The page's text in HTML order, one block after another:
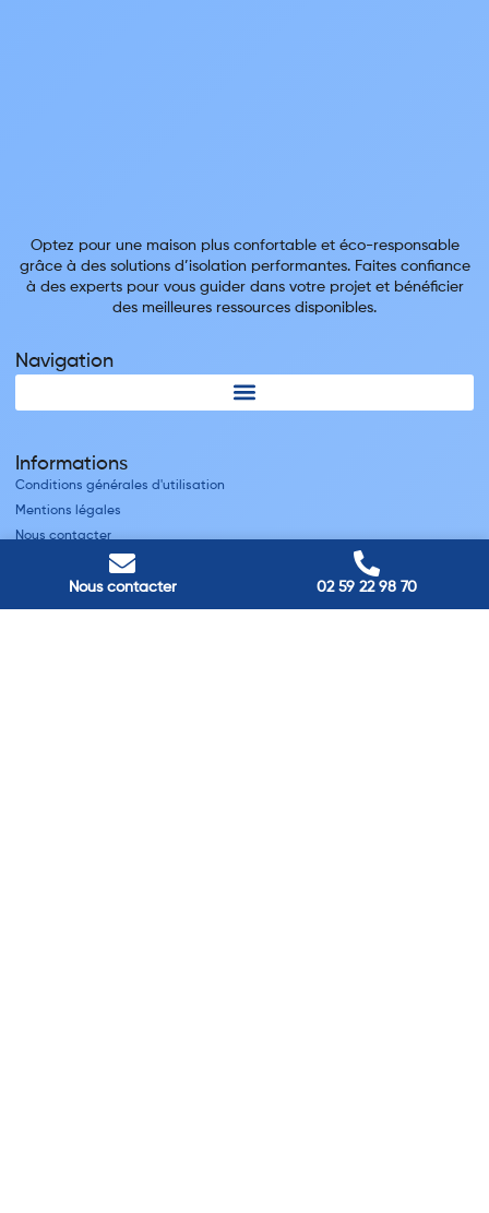
Nous contacter 02 59 22 98 70
Optez pour une maison plus confortable et éco-responsable
grâce à des solutions d’isolation performantes. Faites confiance
à des experts pour vous guider dans votre projet et bénéficier
des meilleures ressources disponibles.
Navigation
Informations
Conditions générales d'utilisation
Mentions légales
Nous contacter
Nos adresses